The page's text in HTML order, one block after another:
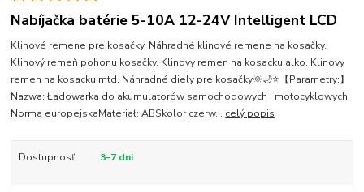
Nabíjačka batérie 5-10A 12-24V Intelligent LCD
Klinové remene pre kosačky. Náhradné klinové remene na kosačky.
Klinový remeň pohonu kosačky. Klinovy remen na kosacku alko. Klinovy
remen na kosacku mtd. Náhradné diely pre kosačky🌞🌙⭐【Parametry:】
Nazwa: Ładowarka do akumulatorów samochodowych i motocyklowych
Norma europejskaMateriał: ABSkolor czerw... celý popis
Dostupnosť 3-7 dni